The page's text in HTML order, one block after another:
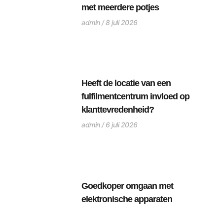
met meerdere potjes
admin 8 juli 2026
Heeft de locatie van een
fulfilmentcentrum invloed op
klanttevredenheid?
admin 6 juli 2026
Goedkoper omgaan met
elektronische apparaten